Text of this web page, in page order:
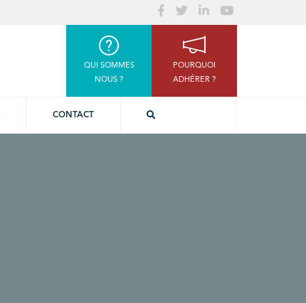
QUI SOMMES
NOUS ?
POURQUOI
ADHÉRER ?
CONTACT